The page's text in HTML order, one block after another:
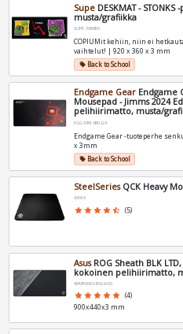
Supe DESKMAT -
musta/grafiikka
SUPE-369850
COPIUMit kehiin, niin ei
vaihtelut! | 920 x 360 x 3 mm
local_offerBack to School
Endgame Gear Endgame
Mousepad - Jimms 2024
pelihiirimatto, musta/
EGG-MPJ-890-J24
Endgame Gear -tuoteperhe
x 3mm
local_offerBack to School
SteelSeriesQCK Heavy
63008
star star star star star_half (5)
AsusROG Sheath BLK
kokoinen pelihiirimatto,
90MP00K3-B0UA00
star star star star star (4)
900x440x3 mm